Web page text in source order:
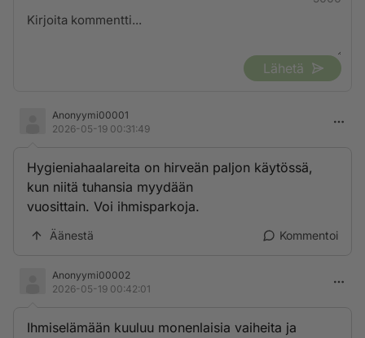
Lähetä
Anonyymi00001
2026-05-19 00:31:49
Hygieniahaalareita on hirveän paljon käytössä,
kun niitä tuhansia myydään
vuosittain. Voi ihmisparkoja.
Äänestä Kommentoi
Anonyymi00002
2026-05-19 00:42:01
Ihmiselämään kuuluu monenlaisia vaiheita ja